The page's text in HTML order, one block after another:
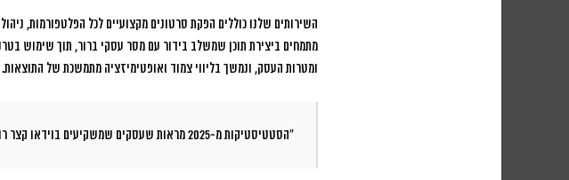
השירותים שלנו כוללים הפקת סרטונים מקצועיים לכל הפלטפורמות,
מתמחים ביצירת תוכן שמשלב בידור עם מסר עסקי ברור, תוך שימוש
ומטרות העסק, ונמשך בליווי צמוד ואופטימיזציה מתמשכת של התוצאות.
“הסטטיסטיקות מ-2025 מראות שעסקים שמשקיעים בוידאו קצר רואים עלייה של 340% בהכרות המותג ו-156% בהמרות מכירות תוך 6 חודשים בלבד.”